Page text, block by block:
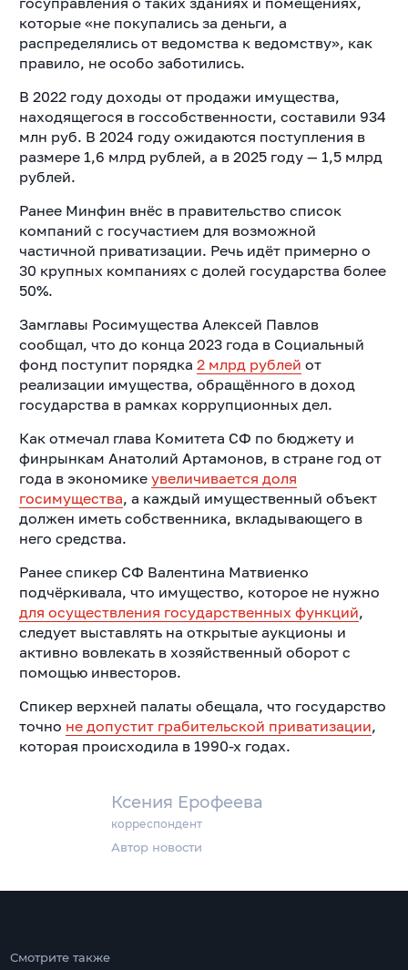
Ксения Ерофеева
корреспондент
Автор новости
которые «не покупались за деньги, а
распределялись от ведомства к ведомству», как
правило, не особо заботились.
В 2022 году доходы от продажи имущества,
находящегося в госсобственности, составили 934
млн руб. В 2024 году ожидаются поступления в
размере 1,6 млрд рублей, а в 2025 году — 1,5 млрд
рублей.
Ранее Минфин внёс в правительство список
компаний с госучастием для возможной
частичной приватизации. Речь идёт примерно о
30 крупных компаниях с долей государства более
50%.
Замглавы Росимущества Алексей Павлов
сообщал, что до конца 2023 года в Социальный
фонд поступит порядка 2 млрд рублей от
реализации имущества, обращённого в доход
государства в рамках коррупционных дел.
Как отмечал глава Комитета СФ по бюджету и
финрынкам Анатолий Артамонов, в стране год от
года в экономике увеличивается доля
госимущества, а каждый имущественный объект
должен иметь собственника, вкладывающего в
него средства.
Ранее спикер СФ Валентина Матвиенко
подчёркивала, что имущество, которое не нужно
для осуществления государственных функций,
следует выставлять на открытые аукционы и
активно вовлекать в хозяйственный оборот с
помощью инвесторов.
Спикер верхней палаты обещала, что государство
точно не допустит грабительской приватизации,
которая происходила в 1990-х годах.
Смотрите также